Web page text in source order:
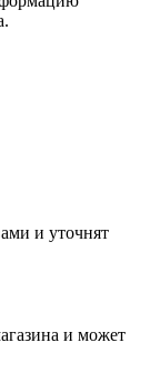
и уточнят
и может